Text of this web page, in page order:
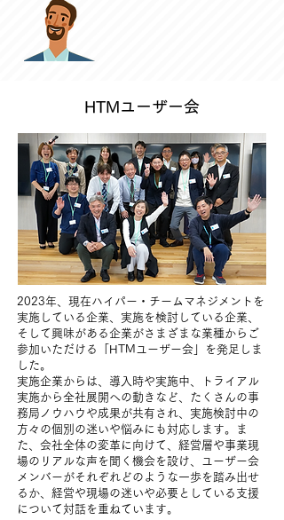
HTMユーザー会
2023年、現在ハイパー・チームマネジメントを
実施している企業、実施を検討している企業、
そして興味がある企業がさまざまな業種からご
参加いただける「HTMユーザー会」を発足しま
した。
実施企業からは、導入時や実施中、トライアル
実施から全社展開への動きなど、たくさんの事
務局ノウハウや成果が共有され、実施検討中の
方々の個別の迷いや悩みにも対応します。ま
た、会社全体の変革に向けて、経営層や事業現
場のリアルな声を聞く機会を設け、ユーザー会
メンバーがそれぞれどのような一歩を踏み出せ
るか、経営や現場の迷いや必要としている支援
について対話を重ねています。